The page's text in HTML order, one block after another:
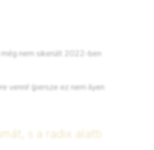
nem sikerült 2022-ben
venni! (persze ez nem ilyen
s a radix alatti